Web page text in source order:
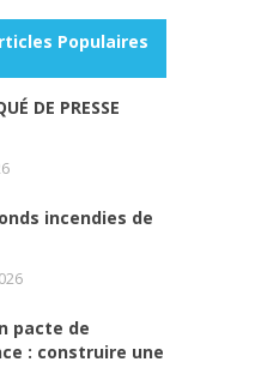
Populaires
DE PRESSE
incendies de
pacte de
: construire une